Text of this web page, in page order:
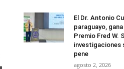
El Dr. Antonio
paraguayo,
Premio Fred W.
investigaciones
pene
agosto 2, 2026